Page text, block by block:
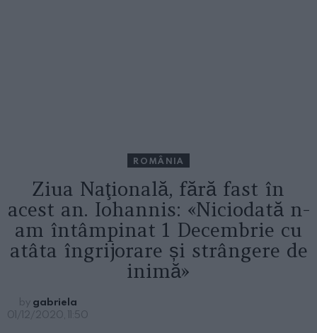
ROMÂNIA
Ziua Naţională, fără fast în
acest an. Iohannis: «Niciodată n-
am întâmpinat 1 Decembrie cu
atâta îngrijorare și strângere de
inimă»
by gabriela
01/12/2020, 11:50